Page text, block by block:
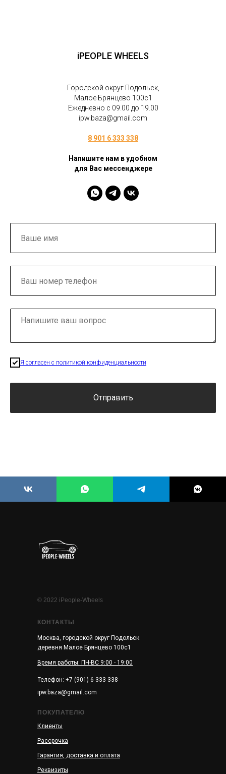
iPEOPLE WHEELS
Городской округ Подольск,
Малое Брянцево 100с1
Ежедневно с 09.00 до 19.00
ipw.baza@gmail.com
8 901 6 333 338
Напишите нам в удобном
для Вас мессенджере
Я согласен с политикой конфиденциальности
Отправить
КОНТАКТЫ
Москва, городской округ Подольск
деревня Малое Брянцево 100с1
ipw.baza@gmail.com
Гарантия, доставка и оплата
Рассрочка
Клиенты
Реквизиты
ПОКУПАТЕЛЮ
© 2022 iPeople-Wheels
Телефон: +7 (901) 6 333 338
Время работы: ПН-ВС 9:00 - 19:00